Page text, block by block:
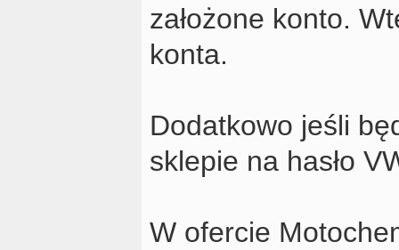
założone konto.
konta.
Dodatkowo jeśli
sklepie na hasło
W ofercie